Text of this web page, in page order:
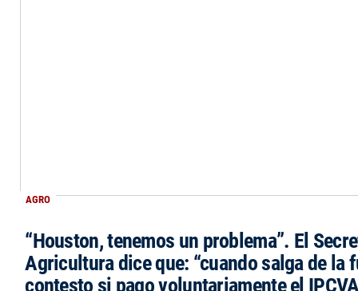
AGRO
“Houston, tenemos un problema”. El
Agricultura dice que: “cuando salga de la
contesto si pago voluntariamente el